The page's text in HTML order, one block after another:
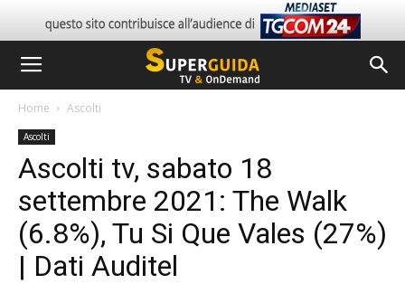
Home Ascolti
Ascolti
Ascolti tv, sabato 18
settembre 2021: The Walk
(6.8%), Tu Si Que Vales (27%)
| Dati Auditel